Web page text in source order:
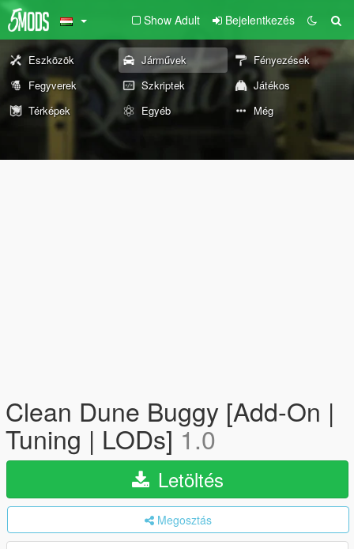
Show Adult Bejelentkezés
Eszközök Járművek
Fényezések
Fegyverek
Szkriptek
Játékos
Térképek
Egyéb Még
Clean Dune Buggy [Add-On |
Tuning | LODs] 1.0
Letöltés
Megosztás